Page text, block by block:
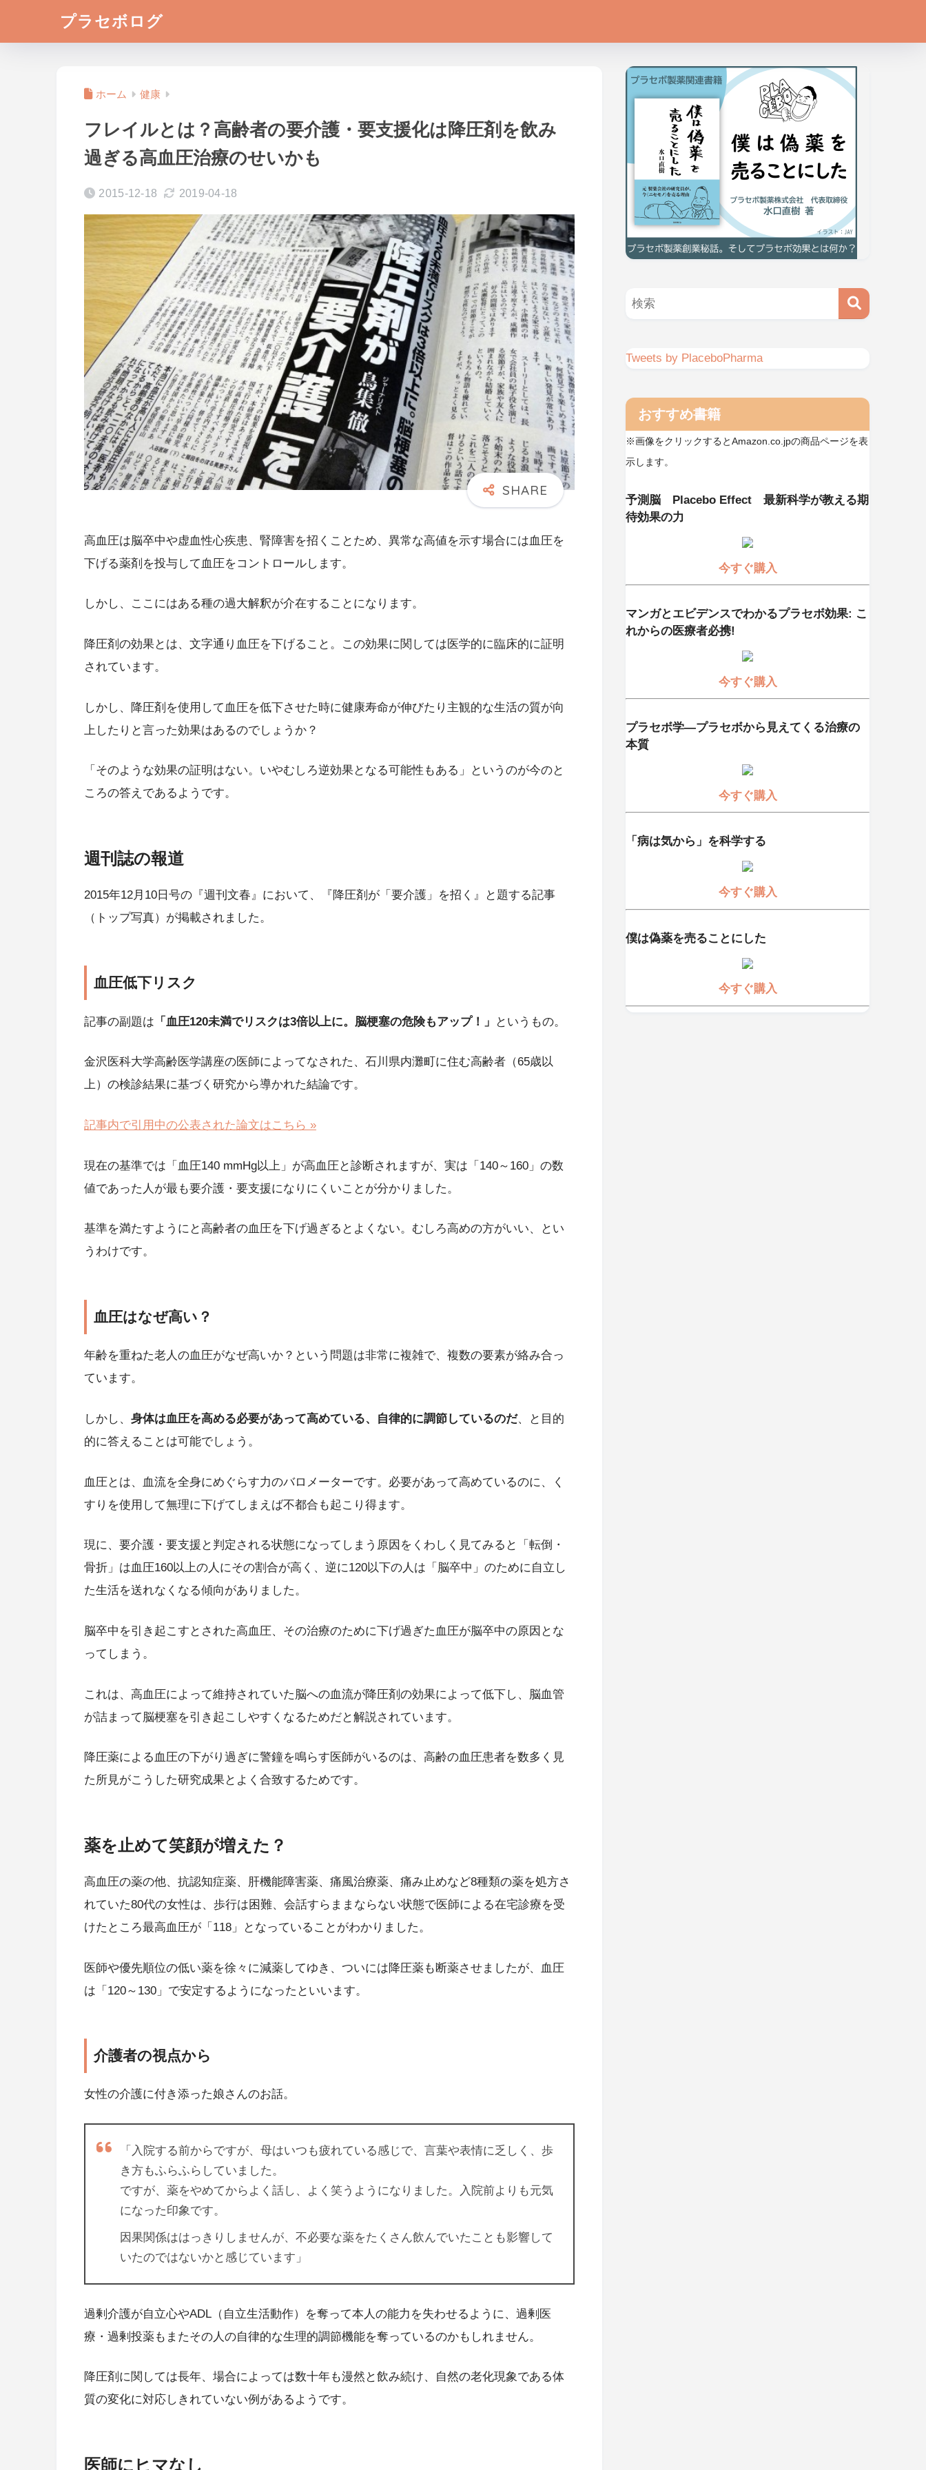
プラセボログ
ホーム 健康
フレイルとは？高齢者の要介護・要支援化は降圧剤を飲み
過ぎる高血圧治療のせいかも
2015-12-18 2019-04-18
高血圧は脳卒中や虚血性心疾患、腎障害を招くことため、異常な高値を示す場合には血圧を
下げる薬剤を投与して血圧をコントロールします。
しかし、ここにはある種の過大解釈が介在することになります。
降圧剤の効果とは、文字通り血圧を下げること。この効果に関しては医学的に臨床的に証明
されています。
しかし、降圧剤を使用して血圧を低下させた時に健康寿命が伸びたり主観的な生活の質が向
上したりと言った効果はあるのでしょうか？
「そのような効果の証明はない。いやむしろ逆効果となる可能性もある」というのが今のと
ころの答えであるようです。
週刊誌の報道
2015年12月10日号の『週刊文春』において、『降圧剤が「要介護」を招く』と題する記事
（トップ写真）が掲載されました。
血圧低下リスク
記事の副題は 「血圧120未満でリスクは3倍以上に。脳梗塞の危険もアップ！」 というもの。
金沢医科大学高齢医学講座の医師によってなされた、石川県内灘町に住む高齢者（65歳以
上）の検診結果に基づく研究から導かれた結論です。
記事内で引用中の公表された論文はこちら »
現在の基準では「血圧140 mmHg以上」が高血圧と診断されますが、実は「140～160」の数
値であった人が最も要介護・要支援になりにくいことが分かりました。
基準を満たすようにと高齢者の血圧を下げ過ぎるとよくない。むしろ高めの方がいい、とい
うわけです。
血圧はなぜ高い？
年齢を重ねた老人の血圧がなぜ高いか？という問題は非常に複雑で、複数の要素が絡み合っ
ています。
しかし、 身体は血圧を高める必要があって高めている、自律的に調節しているのだ、と目的
的に答えることは可能でしょう。
血圧とは、血流を全身にめぐらす力のバロメーターです。必要があって高めているのに、く
すりを使用して無理に下げてしまえば不都合も起こり得ます。
現に、要介護・要支援と判定される状態になってしまう原因をくわしく見てみると「転倒・
骨折」は血圧160以上の人にその割合が高く、逆に120以下の人は「脳卒中」のために自立し
た生活を送れなくなる傾向がありました。
脳卒中を引き起こすとされた高血圧、その治療のために下げ過ぎた血圧が脳卒中の原因とな
ってしまう。
これは、高血圧によって維持されていた脳への血流が降圧剤の効果によって低下し、脳血管
が詰まって脳梗塞を引き起こしやすくなるためだと解説されています。
降圧薬による血圧の下がり過ぎに警鐘を鳴らす医師がいるのは、高齢の血圧患者を数多く見
た所見がこうした研究成果とよく合致するためです。
薬を止めて笑顔が増えた？
高血圧の薬の他、抗認知症薬、肝機能障害薬、痛風治療薬、痛み止めなど8種類の薬を処方さ
れていた80代の女性は、歩行は困難、会話すらままならない状態で医師による在宅診療を受
けたところ最高血圧が「118」となっていることがわかりました。
医師や優先順位の低い薬を徐々に減薬してゆき、ついには降圧薬も断薬させましたが、血圧
は「120～130」で安定するようになったといいます。
介護者の視点から
女性の介護に付き添った娘さんのお話。
「入院する前からですが、母はいつも疲れている感じで、言葉や表情に乏しく、歩
き方もふらふらしていました。
ですが、薬をやめてからよく話し、よく笑うようになりました。入院前よりも元気
になった印象です。
因果関係ははっきりしませんが、不必要な薬をたくさん飲んでいたことも影響して
いたのではないかと感じています」
過剰介護が自立心やADL（自立生活動作）を奪って本人の能力を失わせるように、過剰医
療・過剰投薬もまたその人の自律的な生理的調節機能を奪っているのかもしれません。
降圧剤に関しては長年、場合によっては数十年も漫然と飲み続け、自然の老化現象である体
質の変化に対応しきれていない例があるようです。
医師にヒマなし
Tweets by PlaceboPharma
おすすめ書籍
※画像をクリックするとAmazon.co.jpの商品ページを表
示します。
予測脳 Placebo Effect 最新科学が教える期
待効果の力
今すぐ購入
マンガとエビデンスでわかるプラセボ効果: こ
れからの医療者必携!
今すぐ購入
プラセボ学―プラセボから見えてくる治療の
本質
今すぐ購入
「病は気から」を科学する
今すぐ購入
僕は偽薬を売ることにした
今すぐ購入